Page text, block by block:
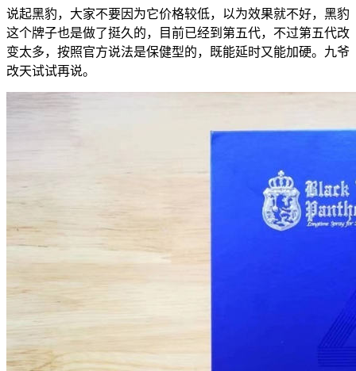
说起黑豹，大家不要因为它价格较低，以为效果就不好，黑豹
这个牌子也是做了挺久的，目前已经到第五代，不过第五代改
变太多，按照官方说法是保健型的，既能延时又能加硬。九爷
改天试试再说。